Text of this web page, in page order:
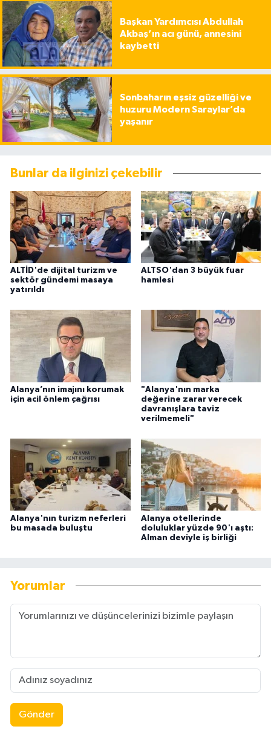
Başkan Yardımcısı Abdullah
Akbaş’ın acı günü, annesini
kaybetti
Sonbaharın eşsiz güzelliği ve
huzuru Modern Saraylar’da
yaşanır
Bunlar da ilginizi çekebilir
ALTİD'de dijital turizm ve
sektör gündemi masaya
yatırıldı
ALTSO'dan 3 büyük fuar
hamlesi
Alanya’nın imajını korumak
için acil önlem çağrısı
"Alanya'nın marka
değerine zarar verecek
davranışlara taviz
verilmemeli"
Alanya'nın turizm neferleri
bu masada buluştu
Alanya otellerinde
doluluklar yüzde 90'ı aştı:
Alman deviyle iş birliği
Yorumlar
Gönder